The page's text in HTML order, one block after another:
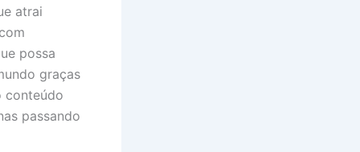
atrai
possa
graças
conteúdo
passando